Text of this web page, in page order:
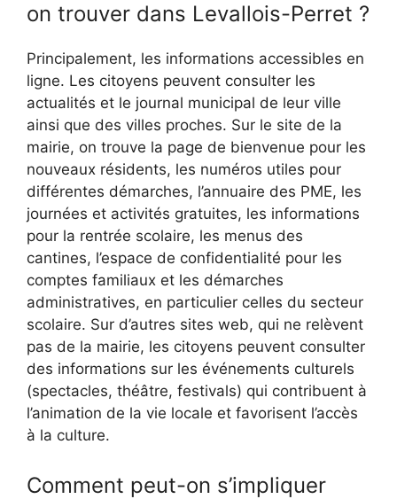
on trouver dans Levallois-Perret ?
Principalement, les informations accessibles en
ligne. Les citoyens peuvent consulter les
actualités et le journal municipal de leur ville
ainsi que des villes proches. Sur le site de la
mairie, on trouve la page de bienvenue pour les
nouveaux résidents, les numéros utiles pour
différentes démarches, l’annuaire des PME, les
journées et activités gratuites, les informations
pour la rentrée scolaire, les menus des
cantines, l’espace de confidentialité pour les
comptes familiaux et les démarches
administratives, en particulier celles du secteur
scolaire. Sur d’autres sites web, qui ne relèvent
pas de la mairie, les citoyens peuvent consulter
des informations sur les événements culturels
(spectacles, théâtre, festivals) qui contribuent à
l’animation de la vie locale et favorisent l’accès
à la culture.
Comment peut-on s’impliquer